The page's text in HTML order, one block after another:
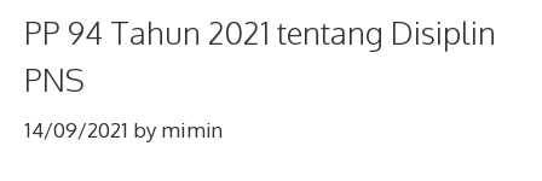
PP 94 Tahun 2021 tentang Disiplin
PNS
14/09/2021 by mimin